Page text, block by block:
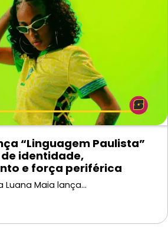
“Linguagem Paulista”
identidade,
e força periférica
Luana Maia lança…